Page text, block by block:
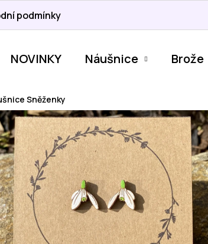
podmínky
NOVINKY Náušnice Brože
Sněženky